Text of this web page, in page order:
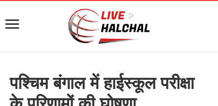
पश्चिम बंगाल में हाईस्कूल परीक्षा